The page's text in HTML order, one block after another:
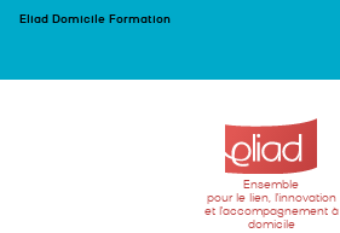
Eliad Domicile Formation
Ensemble
pour le lien, l'innovation
et l'accompagnement à
domicile